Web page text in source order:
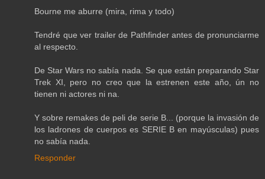
Bourne me aburre (mira, rima y todo)
Tendré que ver trailer de Pathfinder antes de pronunciarme
al respecto.
De Star Wars no sabía nada. Se que están preparando Star
Trek XI, pero no creo que la estrenen este año, ún no
tienen ni actores ni na.
Y sobre remakes de peli de serie B... (porque la invasión de
los ladrones de cuerpos es SERIE B en mayúsculas) pues
no sabía nada.
Responder